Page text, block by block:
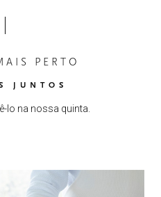
PERTO
JUNTOS
lo na nossa quinta.